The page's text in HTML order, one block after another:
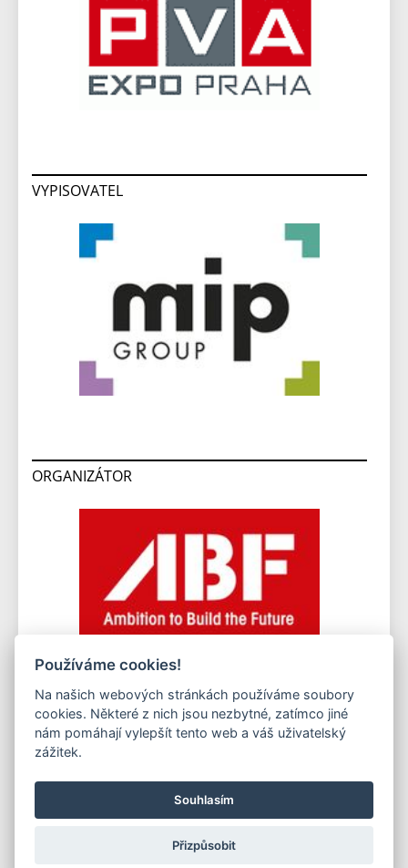
VYPISOVATEL
ORGANIZÁTOR
Copyright © Všechna práva vyhrazena. 1996-2026ABF a.s.
PVA a.s.
PVA EXPO, a.s. Kontakty
Ochrana osobních
Publikování nebo další šíření obsahu je výslovně zakázáno
bez předchozího písemného souhlasu.
firmami.
Používáme cookies!
Na našich webových stránkách používáme soubory
cookies. Některé z nich jsou nezbytné, zatímco jiné
nám pomáhají vylepšít tento web a váš uživatelský
zážitek.
Souhlasím
Přizpůsobit